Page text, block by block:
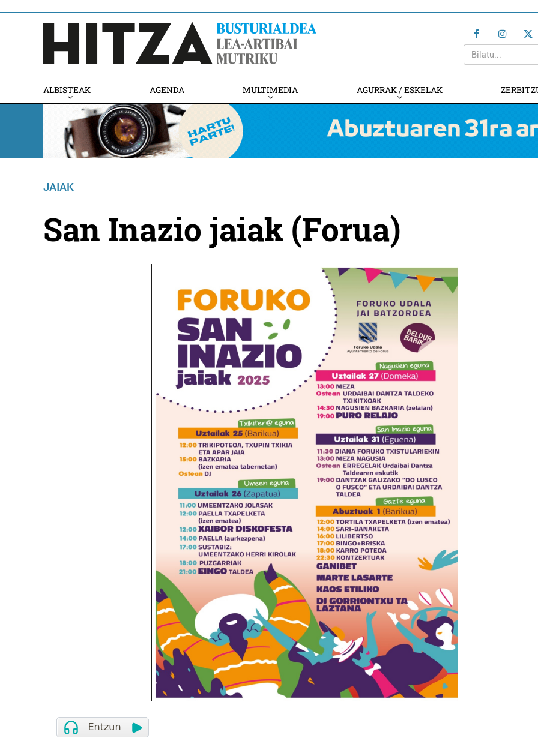
ALBISTEAK AGENDA MULTIMEDIA AGURRAK / ESKELAK
JAIAK
San Inazio jaiak (Forua)